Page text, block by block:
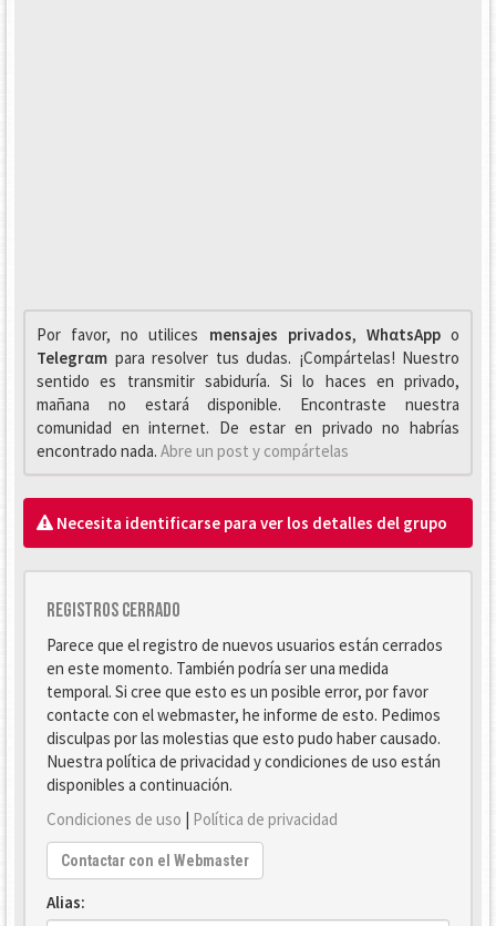
Por favor, no utilices mensajes privados, WhαtsAppo
Telegrαm para resolver tus dudas. ¡Compártelas! Nuestro
sentido es transmitir sabiduría. Si lo haces en privado,
mañana no estará disponible. Encontraste nuestra
comunidad en internet. De estar en privado no habrías
encontrado nada. Abre un post y compártelas
Necesita identificarse para ver los detalles del grupo
Registros cerrado
Parece que el registro de nuevos usuarios están cerrados
en este momento. También podría ser una medida
temporal. Si cree que esto es un posible error, por favor
contacte con el webmaster, he informe de esto. Pedimos
disculpas por las molestias que esto pudo haber causado.
Nuestra política de privacidad y condiciones de uso están
disponibles a continuación.
Condiciones de uso | Política de privacidad
Contactar con el Webmaster
Alias: